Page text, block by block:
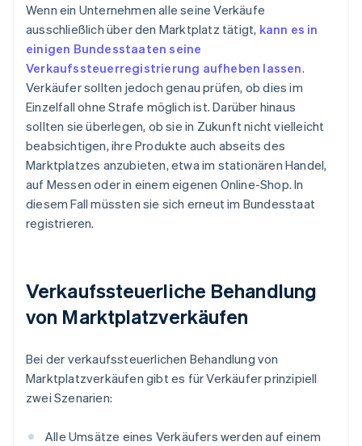
Wenn ein Unternehmen alle seine Verkäufe
ausschließlich über den Marktplatz tätigt, kann es in
einigen Bundesstaaten seine
Verkaufssteuerregistrierung aufheben lassen.
Verkäufer sollten jedoch genau prüfen, ob dies im
Einzelfall ohne Strafe möglich ist. Darüber hinaus
sollten sie überlegen, ob sie in Zukunft nicht vielleicht
beabsichtigen, ihre Produkte auch abseits des
Marktplatzes anzubieten, etwa im stationären Handel,
auf Messen oder in einem eigenen Online-Shop. In
diesem Fall müssten sie sich erneut im Bundesstaat
registrieren.
Verkaufssteuerliche Behandlung
von Marktplatzverkäufen
Bei der verkaufssteuerlichen Behandlung von
Marktplatzverkäufen gibt es für Verkäufer prinzipiell
zwei Szenarien:
Alle Umsätze eines Verkäufers werden auf einem